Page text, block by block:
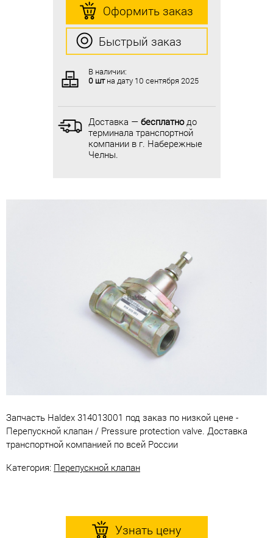
Оформить заказ
Быстрый заказ
В наличии:
0 штна дату 10 сентября 2025
Доставка — бесплатнодо
терминала транспортной
компании в г. Набережные
Челны.
Оформить заказ
Быстрый заказ
В наличии:
0 штна дату 10 сентября 2025
Доставка — бесплатнодо
терминала транспортной
компании в г. Набережные
Челны.
Запчасть Haldex 314013001 под заказ по низкой цене -
Перепускной клапан / Pressure protection valve. Доставка
транспортной компанией по всей России
Категория: Перепускной клапан
Узнать цену